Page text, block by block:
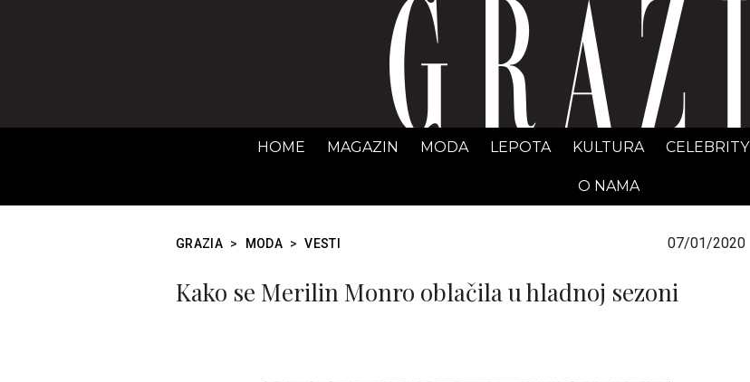
GRAZIA Srbija
HOME MAGAZIN MODA LEPOTA KULTURA CELEBRITY
O NAMA
GRAZIA > MODA > VESTI 07/01/2020
Kako se Merilin Monro oblačila u hladnoj sezoni